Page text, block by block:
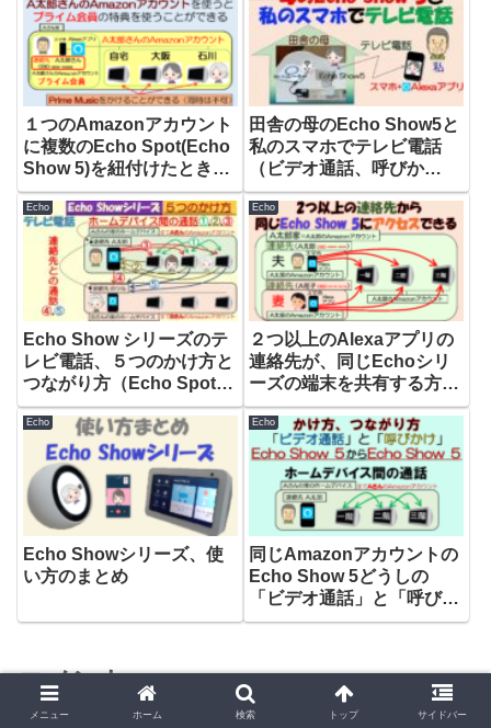
１つのAmazonアカウント
に複数のEcho Spot(Echo
Show 5)を紐付けたときの
メリット
田舎の母のEcho Show5と
私のスマホでテレビ電話
（ビデオ通話、呼びか
け）、これでオンライン帰
省だ！
Echo
Echo Show シリーズのテ
レビ電話、５つのかけ方と
つながり方（Echo Spot,
Echo Show 5,Echo Show
8,Echo Show 10）
Echo
２つ以上のAlexaアプリの
連絡先が、同じEchoシリ
ーズの端末を共有する方法
（家族の連絡先が同じ
Echo Show 5にアクセス
できる）
Echo
Echo Showシリーズ、使
い方のまとめ
Echo
同じAmazonアカウントの
Echo Show 5どうしの
「ビデオ通話」と「呼びか
け」
コメント
メニュー ホーム 検索 トップ サイドバー